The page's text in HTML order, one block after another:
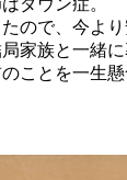
ダウン症。
ので、今よ
家族と一緒に
ことを一生